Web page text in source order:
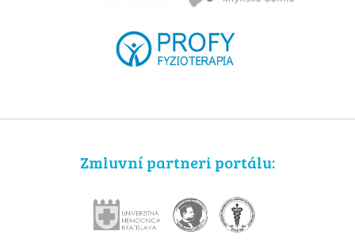
Zmluvní partneri portálu: